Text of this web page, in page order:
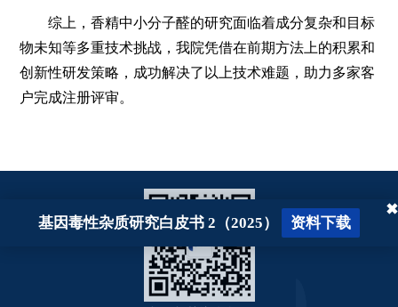
✖
基因毒性杂质研究白皮书 2（2025） 资料下载
综上，香精中小分子醛的研究面临着成分复杂和目标
物未知等多重技术挑战，我院凭借在前期方法上的积累和
创新性研发策略，成功解决了以上技术难题，助力多家客
户完成注册评审。